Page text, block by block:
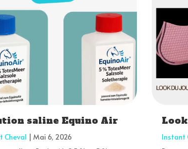
saline Equino Air
Cheval | Mai 6, 2026
Instant